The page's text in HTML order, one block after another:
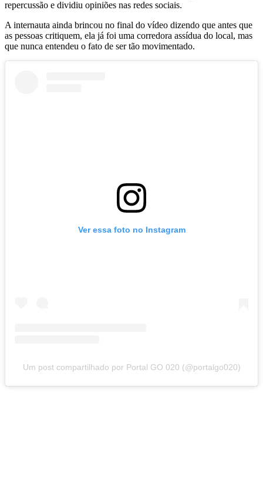
repercussão e dividiu opiniões nas redes sociais.
A internauta ainda brincou no final do vídeo dizendo que antes que
as pessoas critiquem, ela já foi uma corredora assídua do local, mas
que nunca entendeu o fato de ser tão movimentado.
Ver essa foto no Instagram
Um post compartilhado por Portal GO 020 (@portalgo020)